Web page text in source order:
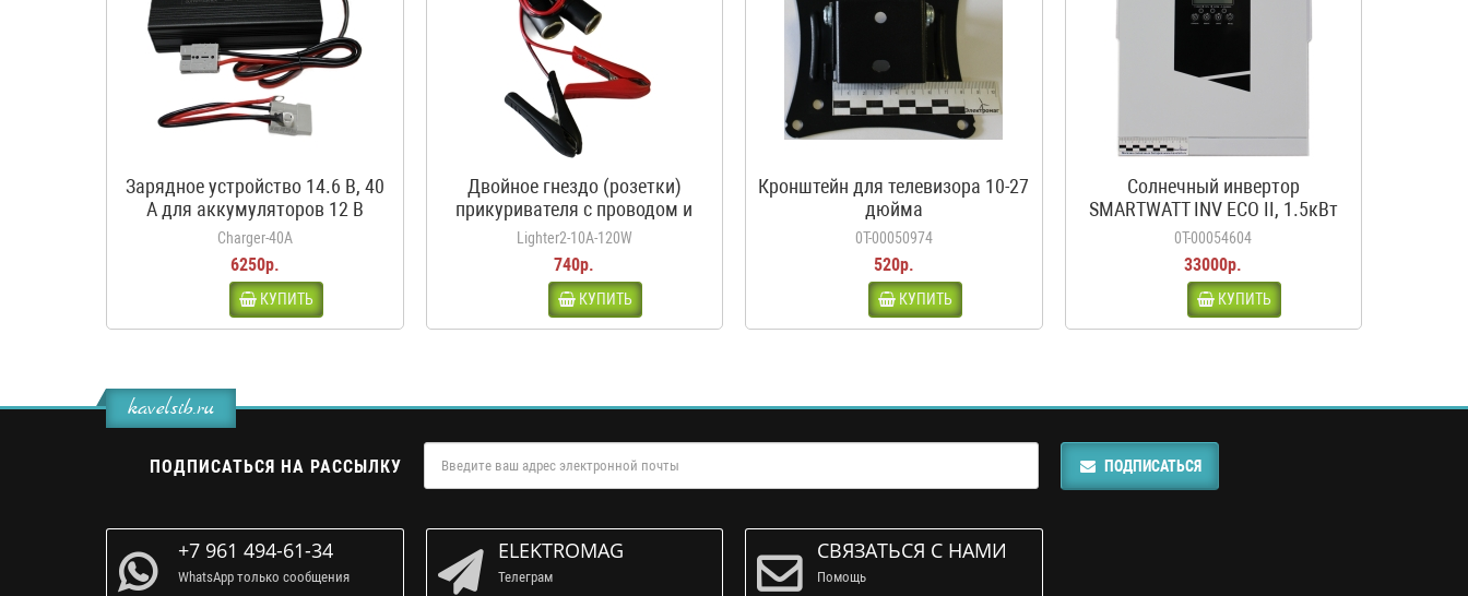
Зарядное устройство 14.6 В, 40
А для аккумуляторов 12 В
LiFePO4
Charger-40A
6250р.
КУПИТЬ
Двойное гнездо (розетки)
прикуривателя с проводом и
крокодилами, 10А, 120Вт, 12-24В
Lighter2-10A-120W
740р.
КУПИТЬ
Кронштейн для телевизора 10-27
дюйма
0Т-00050974
520р.
КУПИТЬ
Солнечный инвертор
SMARTWATT INV ECO II, 1.5кВт
0Т-00054604
33000р.
КУПИТЬ
kavelsib.ru
ПОДПИСАТЬСЯ НА РАССЫЛКУ ПОДПИСАТЬСЯ
+7 961 494-61-34
WhatsApp только сообщения
ELEKTROMAG
Телеграм
СВЯЗАТЬСЯ С НАМИ
Помощь